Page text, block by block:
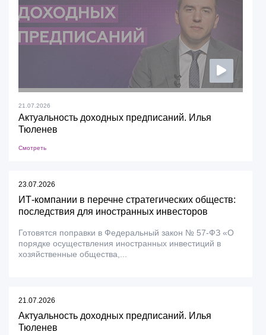
21.07.2026
Актуальность доходных предписаний. Илья
Тюленев
Смотреть
23.07.2026
ИТ-компании в перечне стратегических обществ:
последствия для иностранных инвесторов
Готовятся поправки в Федеральный закон № 57-ФЗ «О
порядке осуществления иностранных инвестиций в
хозяйственные общества,...
21.07.2026
Актуальность доходных предписаний. Илья
Тюленев